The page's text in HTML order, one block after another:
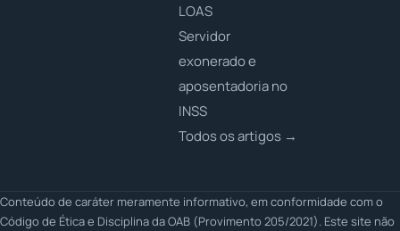
LOAS
Servidor
exonerado e
aposentadoria no
INSS
Todos os artigos →
Conteúdo de caráter meramente informativo, em conformidade com o
Código de Ética e Disciplina da OAB (Provimento 205/2021). Este site não